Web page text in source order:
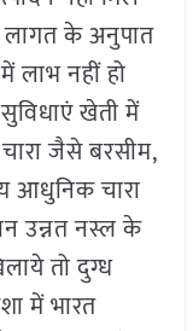
लागत के अनुपात
लाभ नहीं हो
खेती में
जैसे बरसीम,
आधुनिक चारा
उन्नत नस्ल के
तो दुग्ध
में भारत